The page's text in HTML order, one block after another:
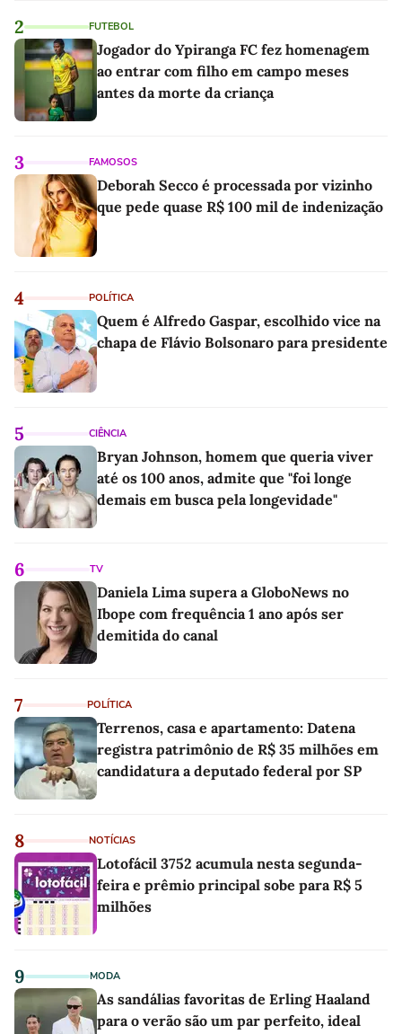
2 FUTEBOL
Jogador do Ypiranga FC fez homenagem
ao entrar com filho em campo meses
antes da morte da criança
3 FAMOSOS
Deborah Secco é processada por vizinho
que pede quase R$ 100 mil de indenização
4 POLÍTICA
Quem é Alfredo Gaspar, escolhido vice na
chapa de Flávio Bolsonaro para presidente
5 CIÊNCIA
Bryan Johnson, homem que queria viver
até os 100 anos, admite que "foi longe
demais em busca pela longevidade"
6 TV
Daniela Lima supera a GloboNews no
Ibope com frequência 1 ano após ser
demitida do canal
7 POLÍTICA
Terrenos, casa e apartamento: Datena
registra patrimônio de R$ 35 milhões em
candidatura a deputado federal por SP
8 NOTÍCIAS
Lotofácil 3752 acumula nesta segunda-
feira e prêmio principal sobe para R$ 5
milhões
9 MODA
As sandálias favoritas de Erling Haaland
para o verão são um par perfeito, ideal